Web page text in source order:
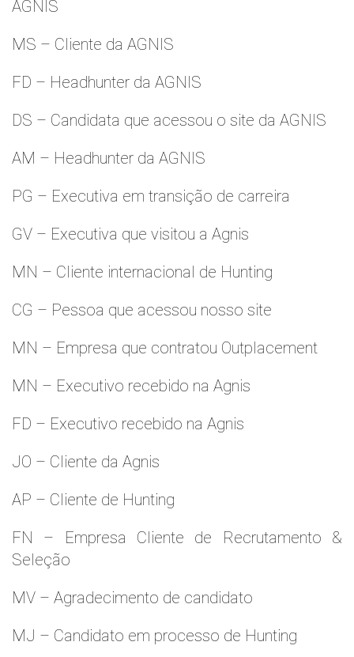
AGNIS
MS – Cliente da AGNIS
FD – Headhunter da AGNIS
DS – Candidata que acessou o site da AGNIS
AM – Headhunter da AGNIS
PG – Executiva em transição de carreira
GV – Executiva que visitou a Agnis
MN – Cliente internacional de Hunting
CG – Pessoa que acessou nosso site
MN – Empresa que contratou Outplacement
MN – Executivo recebido na Agnis
FD – Executivo recebido na Agnis
JO – Cliente da Agnis
AP – Cliente de Hunting
FN – Empresa Cliente de Recrutamento &
Seleção
MV – Agradecimento de candidato
MJ – Candidato em processo de Hunting